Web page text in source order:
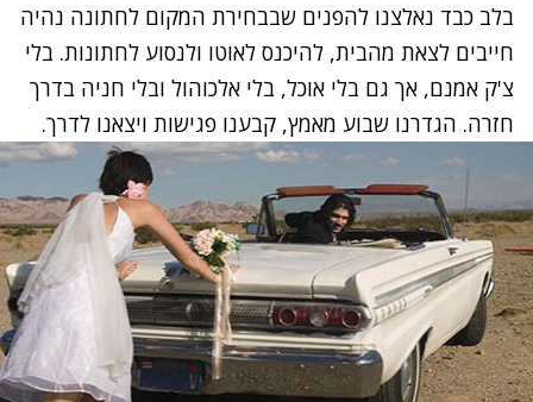
בלב כבד נאלצנו להפנים שבבחירת המקום לחתונה נהיה
חייבים לצאת מהבית, להיכנס לאוטו ולנסוע לחתונות. בלי
צ'ק אמנם, אך גם בלי אוכל, בלי אלכוהול ובלי חניה בדרך
חזרה. הגדרנו שבוע מאמץ, קבענו פגישות ויצאנו לדרך.